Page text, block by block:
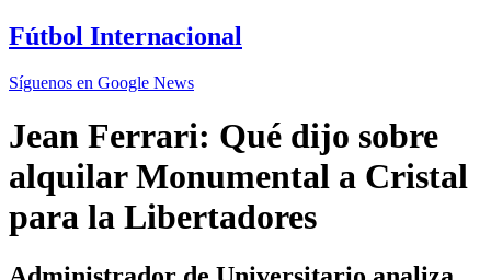
Fútbol Internacional
Síguenos en Google News
Jean Ferrari: Qué dijo sobre
alquilar Monumental a Cristal
para la Libertadores